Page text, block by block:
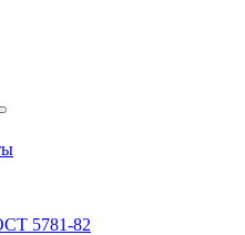
5781-82